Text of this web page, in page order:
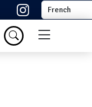
Select your
Menu du